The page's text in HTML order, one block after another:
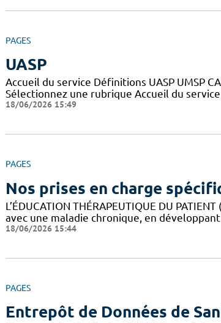
PAGES
UASP
Accueil du service Définitions UASP UMSP
Sélectionnez une rubrique Accueil du
18/06/2026 15:49
PAGES
Nos prises en charge
L’ÉDUCATION THÉRAPEUTIQUE DU
avec une maladie chronique, en
18/06/2026 15:44
PAGES
Entrepôt de Données de